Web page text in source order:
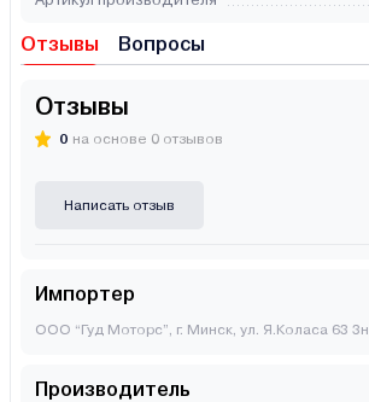
Отзывы Вопросы
Отзывы
0 на основе 0 отзывов
Написать отзыв
Импортер
ООО “Гуд Моторс”, г. Минск, ул. Я.Коласа 63 3н
Производитель